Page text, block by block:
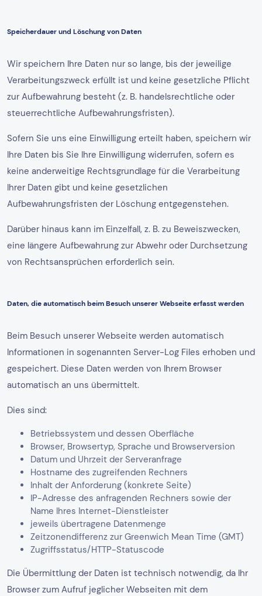
Speicherdauer und Löschung von Daten
Wir speichern Ihre Daten nur so lange, bis der jeweilige
Verarbeitungszweck erfüllt ist und keine gesetzliche Pflicht
zur Aufbewahrung besteht (z. B. handelsrechtliche oder
steuerrechtliche Aufbewahrungsfristen).
Sofern Sie uns eine Einwilligung erteilt haben, speichern wir
Ihre Daten bis Sie Ihre Einwilligung widerrufen, sofern es
keine anderweitige Rechtsgrundlage für die Verarbeitung
Ihrer Daten gibt und keine gesetzlichen
Aufbewahrungsfristen der Löschung entgegenstehen.
Darüber hinaus kann im Einzelfall, z. B. zu Beweiszwecken,
eine längere Aufbewahrung zur Abwehr oder Durchsetzung
von Rechtsansprüchen erforderlich sein.
Daten, die automatisch beim Besuch unserer Webseite erfasst werden
Beim Besuch unserer Webseite werden automatisch
Informationen in sogenannten Server-Log Files erhoben und
gespeichert. Diese Daten werden von Ihrem Browser
automatisch an uns übermittelt.
Dies sind:
Betriebssystem und dessen Oberfläche
Browser, Browsertyp, Sprache und Browserversion
Datum und Uhrzeit der Serveranfrage
Hostname des zugreifenden Rechners
Inhalt der Anforderung (konkrete Seite)
IP-Adresse des anfragenden Rechners sowie der
Name Ihres Internet-Dienstleister
jeweils übertragene Datenmenge
Zeitzonendifferenz zur Greenwich Mean Time (GMT)
Zugriffsstatus/HTTP-Statuscode
Die Übermittlung der Daten ist technisch notwendig, da Ihr
Browser zum Aufruf jeglicher Webseiten mit dem